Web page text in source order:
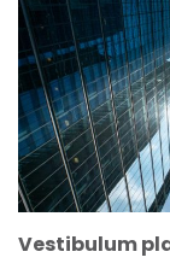
Vestibulum